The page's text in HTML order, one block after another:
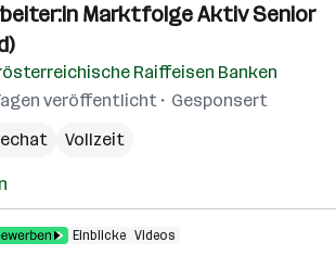
Marktfolge Aktiv Senior
Raiffeisen Banken
veröffentlicht
Gesponsert
Vollzeit
Einblicke Videos